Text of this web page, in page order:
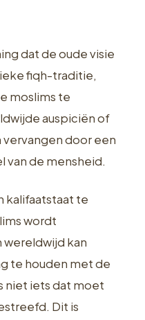
dat de oude visie
fiqh-traditie,
moslims te
auspiciën of
door een
van de mensheid.
kalifaatstaat te
wordt
wereldwijd kan
te houden met de
niet iets dat moet
Dit is